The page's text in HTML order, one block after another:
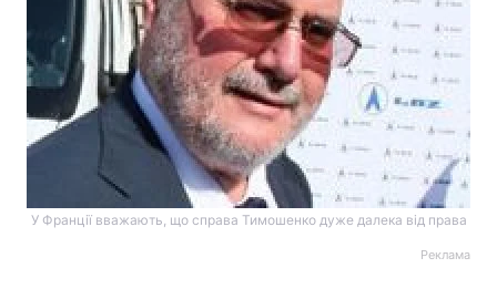
У Франції вважають, що справа Тимошенко дуже далека від права
Реклама